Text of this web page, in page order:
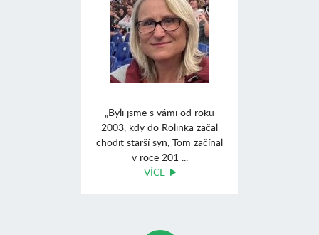
„Byli jsme s vámi od roku
2003, kdy do Rolinka začal
chodit starší syn, Tom začínal
v roce 201 ...
VÍCE